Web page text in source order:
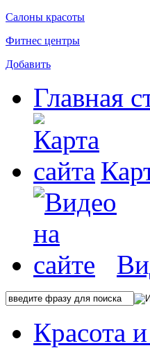
Салоны красоты
Фитнес центры
Добавить
Главная
Красота